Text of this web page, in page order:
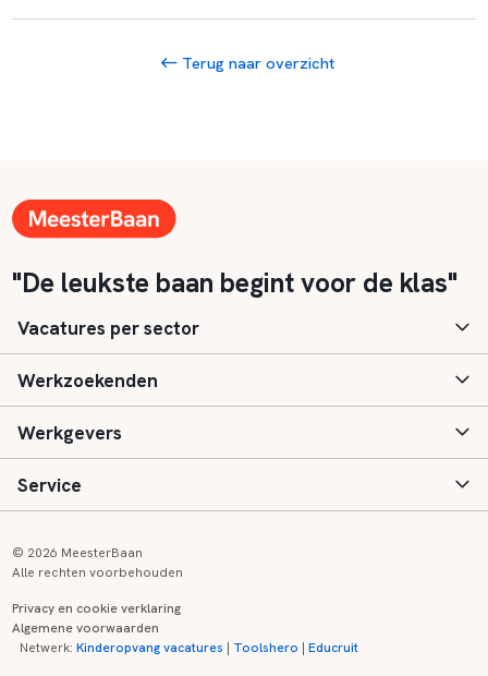
Terug naar overzicht
"De leukste baan begint voor de klas"
Vacatures per sector
Basisonderwijs
Speciaal (basis) onderwijs
Voortgezet onderwijs
Kinderopvang
Werkzoekenden
Aanmelden
Vacatures
Zij-instroom informatie
Werkgevers
Inloggen
Registreren
Service
Onderwijs links
© 2026 MeesterBaan
Alle rechten voorbehouden
Privacy en cookie verklaring
Algemene voorwaarden
Netwerk:Kinderopvang vacatures | Toolshero |Educruit